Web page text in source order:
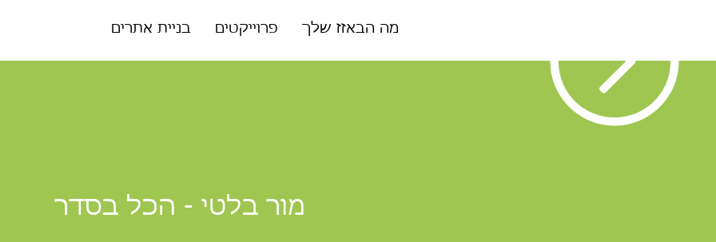
בניית אתרים פרוייקטים מה הבאזז שלך
מור בלטי - הכל בסדר